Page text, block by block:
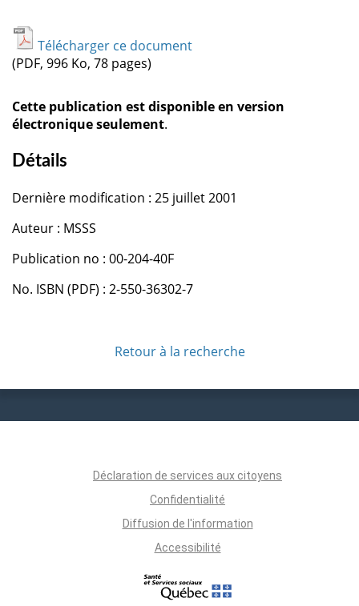
Télécharger ce document
(PDF, 996 Ko, 78 pages)
Cette publication est disponible en version
électronique seulement.
Détails
Dernière modification : 25 juillet 2001
Auteur : MSSS
Publication no : 00-204-40F
No. ISBN (PDF) : 2-550-36302-7
Retour à la recherche
Déclaration de services aux citoyens
Confidentialité
Diffusion de l'information
Accessibilité